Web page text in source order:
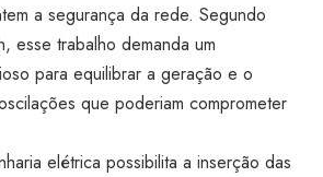
a segurança da rede. Segundo
esse trabalho demanda um
para equilibrar a geração e o
que poderiam comprometer
elétrica possibilita a inserção das